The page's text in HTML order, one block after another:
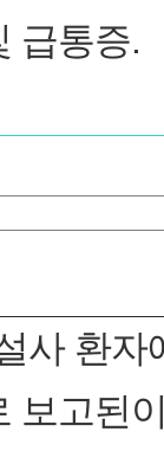
급통증.
사 환
보고된